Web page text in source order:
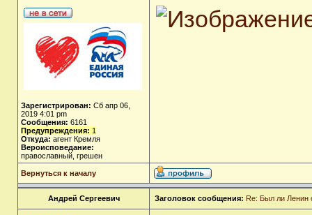
Зарегистрирован: Сб апр 06,
2019 4:01 pm
Сообщения: 6161
Предупреждения: 1
Откуда: агент Кремля
Вероисповедание:
православный, грешен
Вернуться к началу
Андрей Сергеевич Заголовок сообщения: Re: Был ли Ленин